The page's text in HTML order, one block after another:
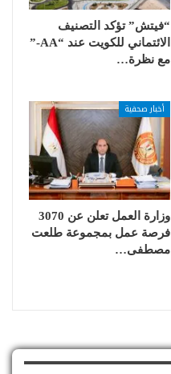
“فيتش” تؤكد التصنيف
الائتماني للكويت عند “AA-”
مع نظرة…
أخبار صحفية
وزارة العمل تعلن عن 3070
فرصة عمل بمجموعة طلعت
مصطفى…